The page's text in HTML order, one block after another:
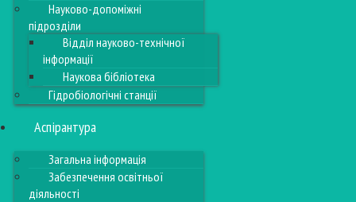
Науково-допоміжні
підрозділи
Відділ науково-технічної
інформації
Наукова бібліотека
Гідробіологічні станції
Аспірантура
Загальна інформація
Забезпечення освітньої
діяльності